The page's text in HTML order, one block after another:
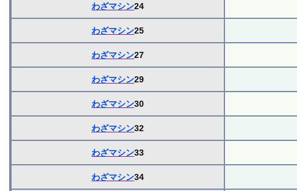
わざマシン24
わざマシン25
わざマシン27
わざマシン29
わざマシン30
わざマシン32
わざマシン33
わざマシン34